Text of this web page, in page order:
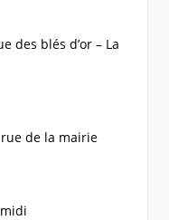
des blés d’or – La
de la mairie